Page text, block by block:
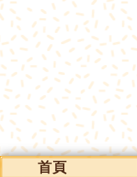
首頁